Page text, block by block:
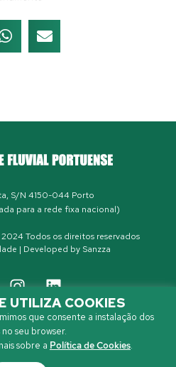
S/N 4150-044 Porto
para a rede fixa nacional)
Todos os direitos reservados
| Developed by Sanzza
UTILIZA COOKIES
que consente a instalação dos
seu browser.
sobre a Política de Cookies.